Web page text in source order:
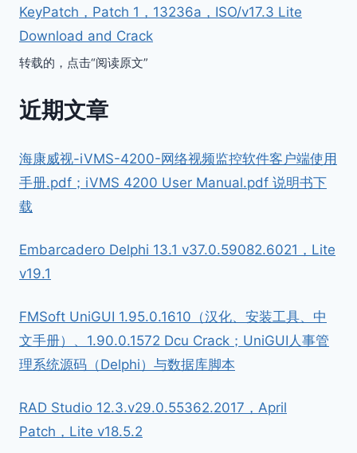
KeyPatch，Patch 1，13236a，ISO/v17.3 Lite
Download and Crack
转载的，点击“阅读原文”
近期文章
海康威视-iVMS-4200-网络视频监控软件客户端使用
手册.pdf；iVMS 4200 User Manual.pdf 说明书下
载
Embarcadero Delphi 13.1 v37.0.59082.6021，Lite
v19.1
FMSoft UniGUI 1.95.0.1610（汉化、安装工具、中
文手册）、1.90.0.1572 Dcu Crack；UniGUI人事管
理系统源码（Delphi）与数据库脚本
RAD Studio 12.3.v29.0.55362.2017，April
Patch，Lite v18.5.2